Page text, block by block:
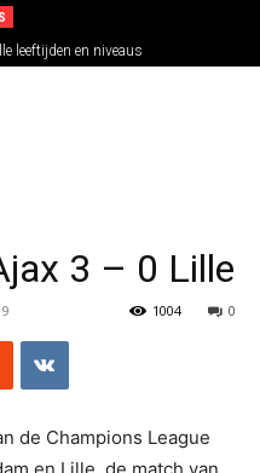
leeftijden en niveaus
3 – 0 Lille
0
1004
de Champions League